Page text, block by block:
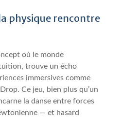
physique rencontre
où le monde
trouve un écho
immersives comme
Ce jeu, bien plus qu’un
la danse entre forces
— et hasard